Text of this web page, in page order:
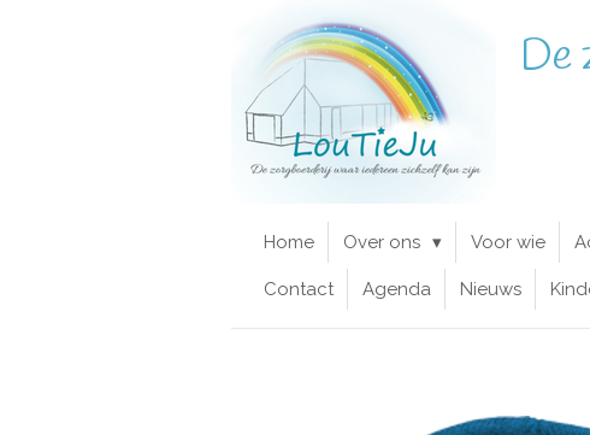
De
Home Over ons Voor wie
Contact Agenda Nieuws